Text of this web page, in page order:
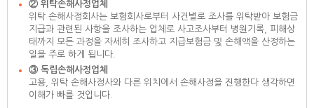
② 위탁손해사정업체
위탁 손해사정회사는 보험회사로부터 사건별로 조사를 위탁받아 보험금
지급과 관련된 사항을 조사하는 업체로 사고조사부터 병원기록, 피해상
태까지 모든 과정을 자세히 조사하고 지급보험금 및 손해액을 산정하는
일을 주로 하게 됩니다.
③ 독립손해사정업체
고용, 위탁 손해사정사와 다른 위치에서 손해사정을 진행한다 생각하면
이해가 빠를 것입니다.